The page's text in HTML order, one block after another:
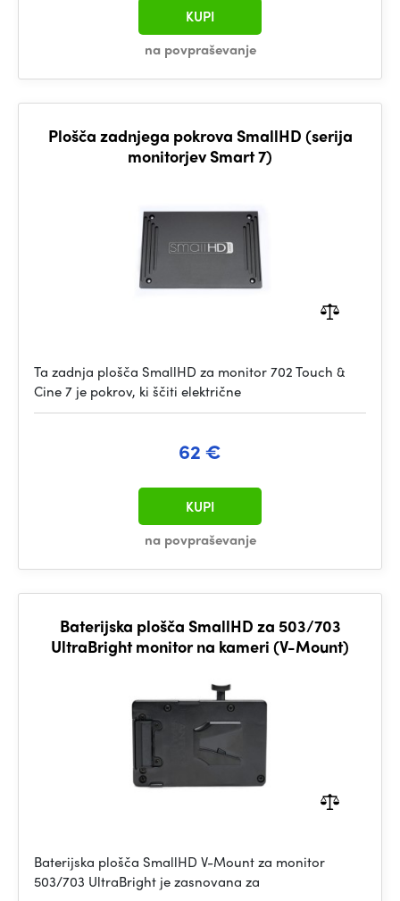
na povpraševanje
KUPI
Plošča zadnjega pokrova SmallHD (serija
monitorjev Smart 7)
Ta zadnja plošča SmallHD za monitor 702 Touch &
Cine 7 je pokrov, ki ščiti električne
62 €
na povpraševanje
KUPI
Baterijska plošča SmallHD za 503/703
UltraBright monitor na kameri (V-Mount)
Baterijska plošča SmallHD V-Mount za monitor
503/703 UltraBright je zasnovana za